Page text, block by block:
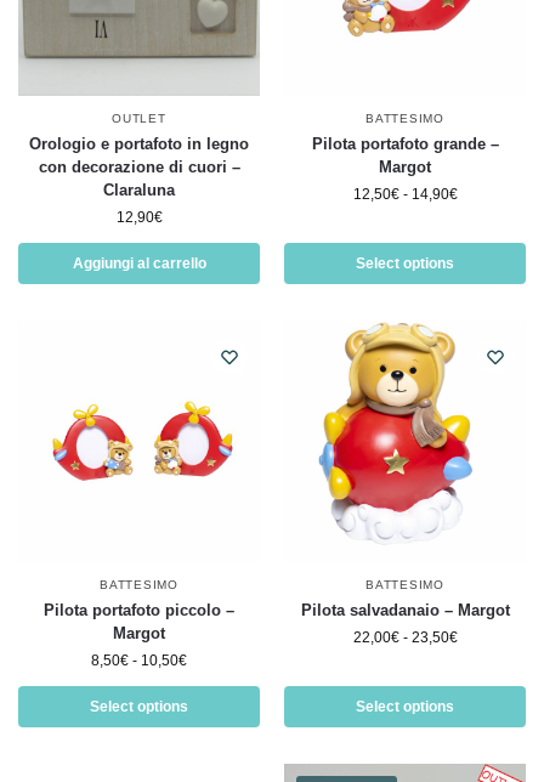
OUTLET
Orologio e portafoto in legno
con decorazione di cuori –
Claraluna
12,90€
Aggiungi al carrello
BATTESIMO
Pilota portafoto grande –
Margot
12,50€ - 14,90€
Select options
BATTESIMO
Pilota portafoto piccolo –
Margot
8,50€ - 10,50€
Select options
BATTESIMO
Pilota salvadanaio – Margot
22,00€ - 23,50€
Select options